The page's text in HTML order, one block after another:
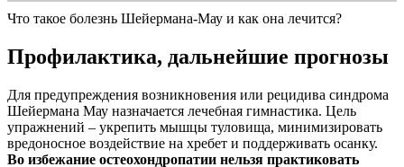
Что такое болезнь Шейермана-Мау и как она лечится?
Профилактика, дальнейшие прогнозы
Для предупреждения возникновения или рецидива синдрома
Шейермана Мау назначается лечебная гимнастика. Цель
упражнений – укрепить мышцы туловища, минимизировать
вредоносное воздействие на хребет и поддерживать осанку.
Во избежание остеохондропатии нельзя практиковать